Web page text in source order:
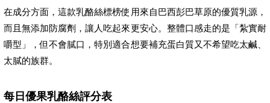
在成分方面，這款乳酪絲標榜使用來自巴西彭巴草原的優質乳源，
而且無添加防腐劑，讓人吃起來更安心。整體口感走的是「紮實耐
嚼型」，但不會膩口，特別適合想要補充蛋白質又不希望吃太鹹、
太膩的族群。
每日優果乳酪絲評分表